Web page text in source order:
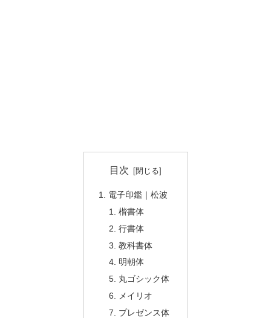
目次
電子印鑑｜松波
楷書体
行書体
教科書体
明朝体
丸ゴシック体
メイリオ
プレゼンス体